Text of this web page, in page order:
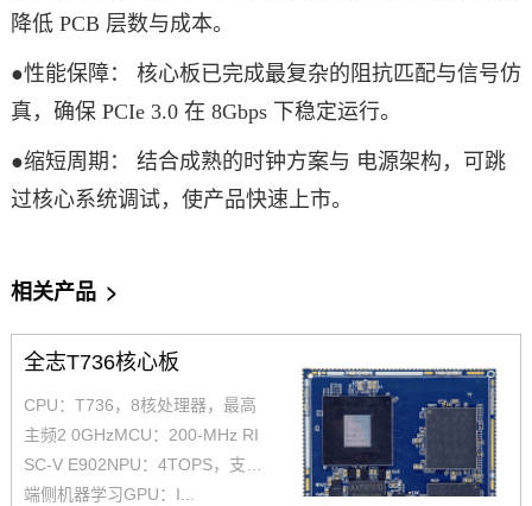
降低 PCB 层数与成本。
●性能保障： 核心板已完成最复杂的阻抗匹配与信号仿
真，确保 PCIe 3.0 在 8Gbps 下稳定运行。
●缩短周期： 结合成熟的时钟方案与 电源架构，可跳
过核心系统调试，使产品快速上市。
相关产品 >
全志T736核心板
CPU：T736，8核处理器，最高
主频2 0GHzMCU：200-MHz RI
SC-V E902NPU：4TOPS，支撑
端侧机器学习GPU：I...